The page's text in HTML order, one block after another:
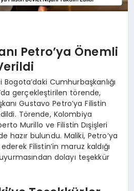
Petro’ya Önemli
Bogota’daki Cumhurbaşkanlığı
gerçekleştirilen törende,
Gustavo Petro’ya Filistin
Törende, Kolombiya
Murillo ve Filistin Dışişleri
hazır bulundu. Maliki, Petro’ya
Filistin’in maruz kaldığı
dolayı teşekkür